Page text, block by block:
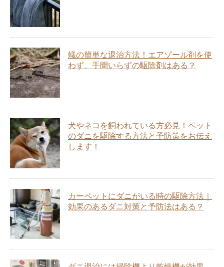
蟻の簡単な退治方法！エアゾール剤を使
わず、手間いらずの駆除剤はある？
犬やネコを飼われている方必見！ペット
のダニを駆除する方法と予防策をお伝え
します！
カーペットにダニがいる時の駆除方法｜
効果のあるダニ対策と予防法はある？